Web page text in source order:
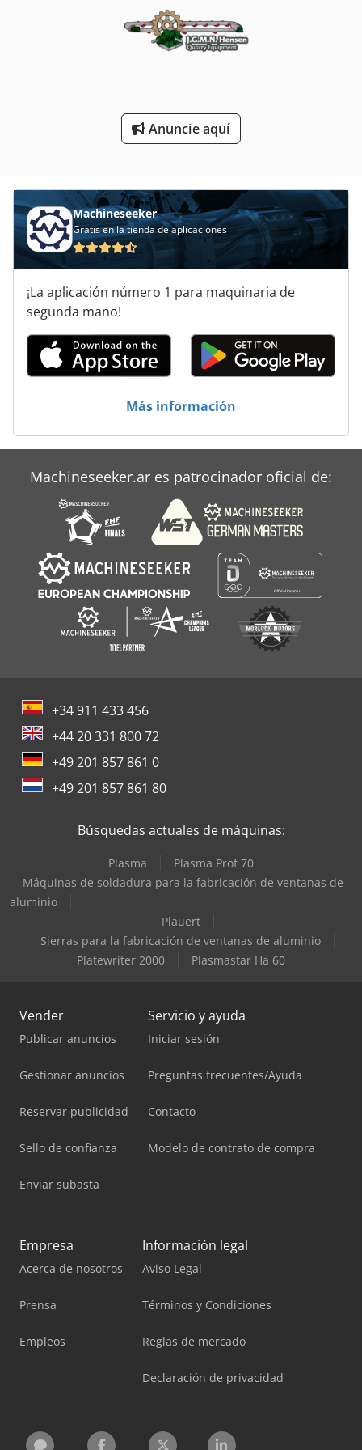
Torno De Torrecilla
Torno De Torrecilla Vertical
Anuncie aquí
Machineseeker
Gratis en la tienda de aplicaciones
¡La aplicación número 1 para maquinaria de
segunda mano!
Más información
Machineseeker.ar es patrocinador oficial de:
+34 911 433 456
+44 20 331 800 72
+49 201 857 861 0
+49 201 857 861 80
Búsquedas actuales de máquinas:
Plasma
Plasma Prof 70
Máquinas de soldadura para la fabricación de ventanas de
aluminio
Plauert
Sierras para la fabricación de ventanas de aluminio
Platewriter 2000
Plasmastar Ha 60
Vender
Publicar anuncios
Gestionar anuncios
Reservar publicidad
Sello de confianza
Enviar subasta
Servicio y ayuda
Iniciar sesión
Preguntas frecuentes/Ayuda
Contacto
Modelo de contrato de compra
Empresa
Acerca de nosotros
Prensa
Empleos
Información legal
Aviso Legal
Términos y Condiciones
Reglas de mercado
Declaración de privacidad